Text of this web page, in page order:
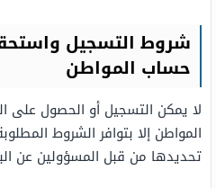
شروط التسجيل
حساب المواطن
لا يمكن التسجيل أو الحصول على
المواطن إلا بتوافر الشروط
تحديدها من قبل المسؤولين عن